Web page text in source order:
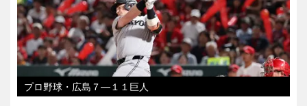
プロ野球・広島７―１１巨人